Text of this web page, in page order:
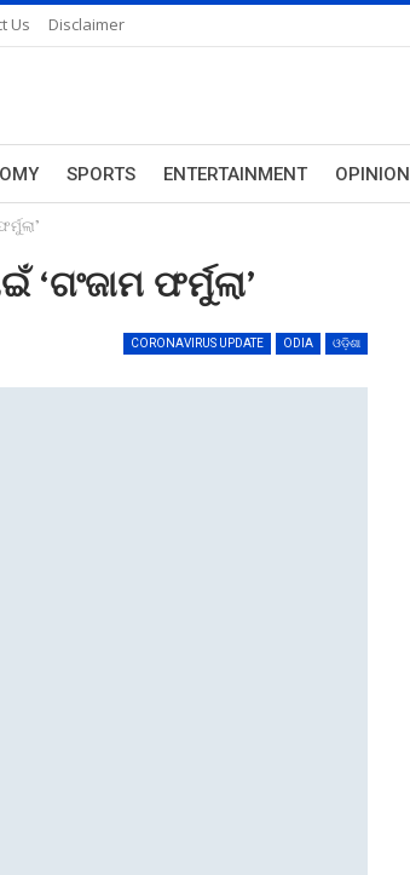
Us Disclaimer
SPORTS ENTERTAINMENT OPINION
ଫର୍ମୁଲା’
CORONAVIRUS UPDATE ODIA ଓଡ଼ିଶା